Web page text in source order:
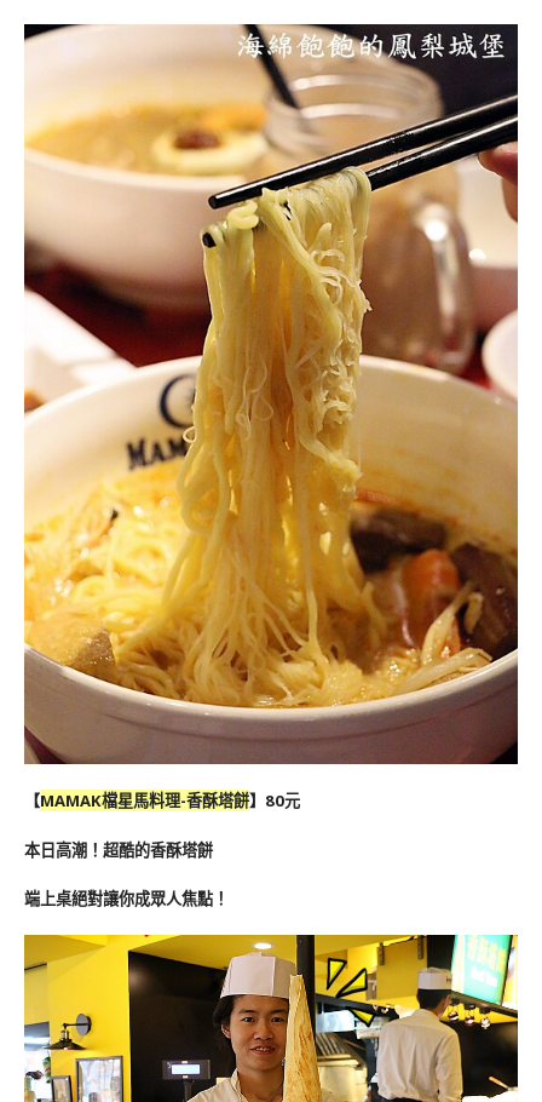
【MAMAK檔星馬料理-香酥塔餅】80元
本日高潮！超酷的香酥塔餅
端上桌絕對讓你成眾人焦點！